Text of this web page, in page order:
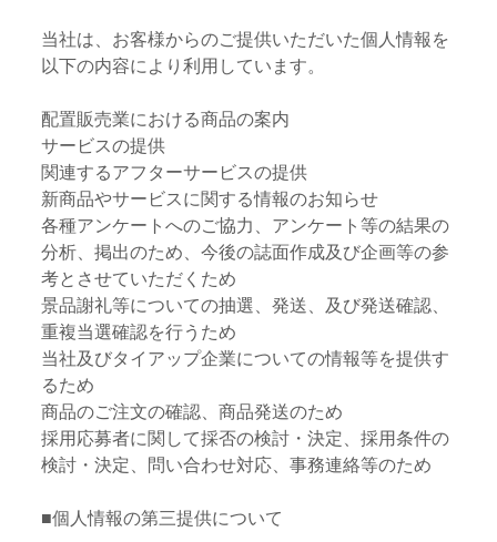
当社は、お客様からのご提供いただいた個人情報を
以下の内容により利用しています。
配置販売業における商品の案内
サービスの提供
関連するアフターサービスの提供
新商品やサービスに関する情報のお知らせ
各種アンケートへのご協力、アンケート等の結果の
分析、掲出のため、今後の誌面作成及び企画等の参
考とさせていただくため
景品謝礼等についての抽選、発送、及び発送確認、
重複当選確認を行うため
当社及びタイアップ企業についての情報等を提供す
るため
商品のご注文の確認、商品発送のため
採用応募者に関して採否の検討・決定、採用条件の
検討・決定、問い合わせ対応、事務連絡等のため
■個人情報の第三提供について